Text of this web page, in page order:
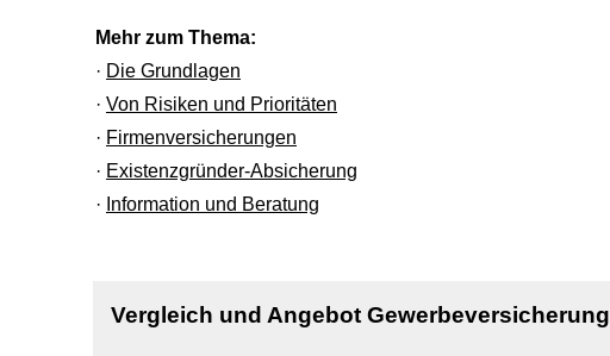
Mehr zum Thema:
· Die Grundlagen
· Von Risiken und Prioritäten
· Firmenversicherungen
· Existenzgründer-Absicherung
· Information und Beratung
Vergleich und Angebot Gewerbeversicherung